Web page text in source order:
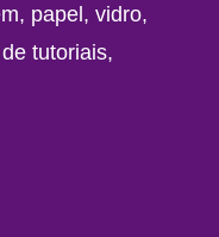
papel, vidro,
tutoriais,